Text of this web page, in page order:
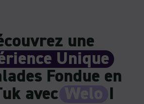
une
Unique
Fondue en
avec Welo !